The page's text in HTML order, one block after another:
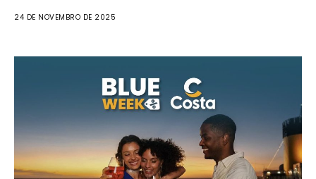
24 DE NOVEMBRO DE 2025